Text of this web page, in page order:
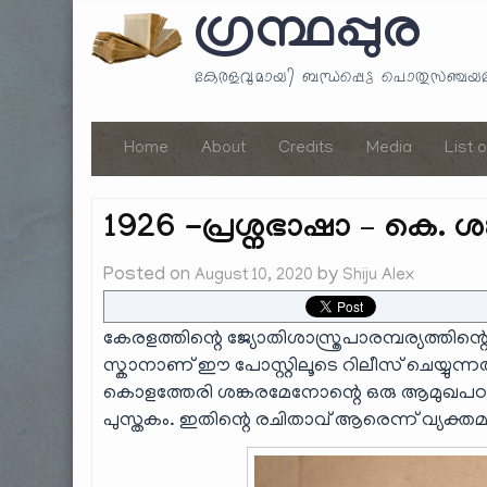
ഗ്രന്ഥപ്പുര
കേരളവുമായി ബന്ധപ്പെട്ട
Home About Credits Media List
1926 -പ്രശ്നഭാഷാ – കെ.
Posted onAugust 10, 2020 by Shiju Alex
കേരളത്തിന്റെ
സ്കാനാണ് ഈ പോസ്റ്റിലൂടെ റിലീസ്
കൊളത്തേരി ശങ്കരമേനോന്റെ ഒരു
പുസ്തകം. ഇതിന്റെ രചിതാവ് ആരെന്ന്